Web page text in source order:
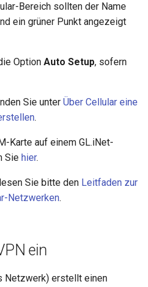
Bereich sollten der Name
ein grüner Punkt angezeigt
Option Auto Setup, sofern
Sie unter Über Cellular eine
.
Karte auf einem GL.iNet-
Sie hier.
Sie bitte den Leitfaden zur
Netzwerken.
ein
Netzwerk) erstellt einen